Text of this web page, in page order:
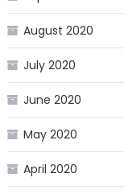
August 2020
July 2020
June 2020
May 2020
April 2020